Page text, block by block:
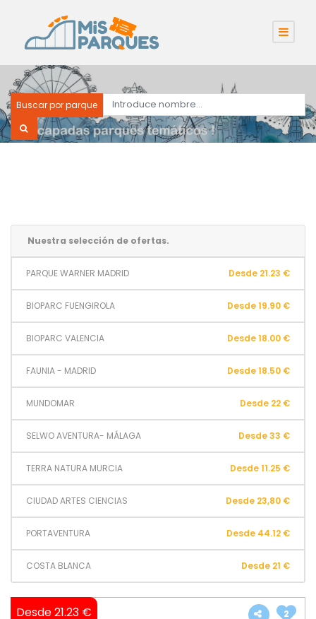
Buscar por parque
Nuestra selección de ofertas.
PARQUE WARNER MADRID Desde 21.23 €
BIOPARC FUENGIROLA Desde 19.90 €
BIOPARC VALENCIA Desde 18.00 €
FAUNIA - MADRID Desde 18.50 €
MUNDOMAR Desde 22 €
SELWO AVENTURA- MÁLAGA Desde 33 €
TERRA NATURA MURCIA Desde 11.25 €
CIUDAD ARTES CIENCIAS Desde 23,80 €
PORTAVENTURA Desde 44.12 €
COSTA BLANCA Desde 21 €
Desde 21.23 € 2